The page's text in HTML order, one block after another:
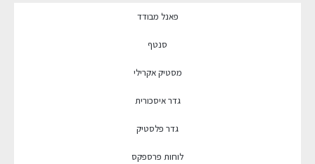
פאנל מבודד
סנטף
מסטיק אקרילי
גדר איסכורית
גדר פלסטיק
לוחות פרספקס